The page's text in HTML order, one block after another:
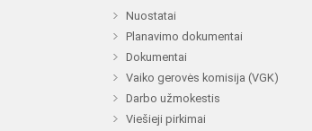
Nuostatai
Planavimo dokumentai
Dokumentai
Vaiko gerovės komisija (VGK)
Darbo užmokestis
Viešieji pirkimai